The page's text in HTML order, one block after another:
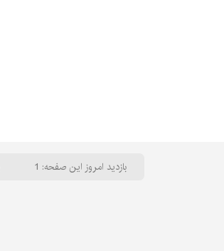
بازدید امروز این صفحه: 1